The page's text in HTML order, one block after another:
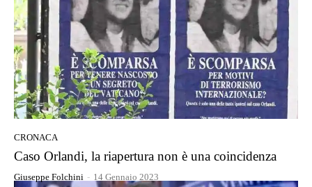
CRONACA
Caso Orlandi, la riapertura non è una coincidenza
Giuseppe Folchini - 14 Gennaio 2023